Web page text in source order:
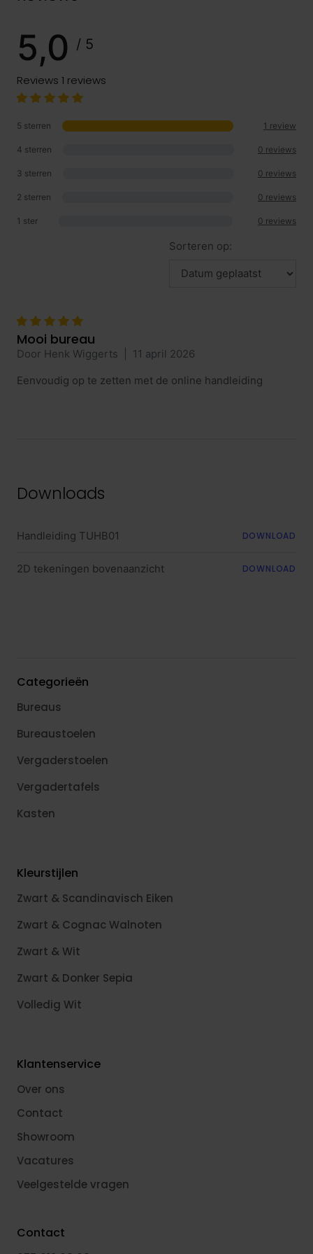
5,0 / 5
Reviews 1 reviews
5 sterren 1 review
4 sterren 0 reviews
3 sterren 0 reviews
2 sterren 0 reviews
1 ster 0 reviews
Sorteren op:
Mooi bureau
Door Henk Wiggerts
11 april 2026
Eenvoudig op te zetten met de online handleiding
Downloads
Handleiding TUHB01 DOWNLOAD
2D tekeningen bovenaanzicht DOWNLOAD
Categorieën
Bureaus
Bureaustoelen
Vergaderstoelen
Vergadertafels
Kasten
Kleurstijlen
Zwart & Scandinavisch Eiken
Zwart & Cognac Walnoten
Zwart & Wit
Zwart & Donker Sepia
Volledig Wit
Klantenservice
Over ons
Contact
Showroom
Vacatures
Veelgestelde vragen
Contact